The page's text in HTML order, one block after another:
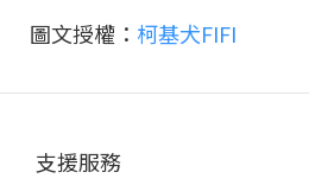
圖文授權： 柯基犬FIFI
支援服務